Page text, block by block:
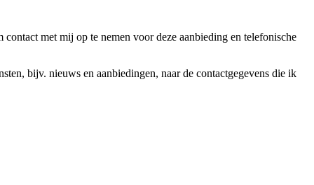
met mij op te nemen voor deze aanbieding en telefonische
bijv. nieuws en aanbiedingen, naar de contactgegevens die ik